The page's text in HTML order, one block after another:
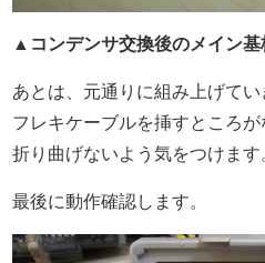
▲コンデンサ交換後のメイン基
あとは、元通りに組み上げてい
フレキケーブルを挿すところが
折り曲げないよう気をつけます
最後に動作確認します。